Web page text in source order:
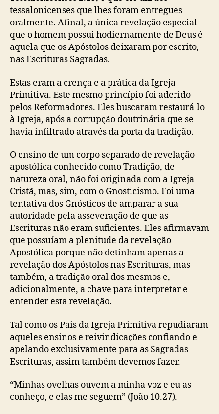
tessalonicenses que lhes foram entregues
oralmente. Afinal, a única revelação especial
que o homem possui hodiernamente de Deus é
aquela que os Apóstolos deixaram por escrito,
nas Escrituras Sagradas.
Estas eram a crença e a prática da Igreja
Primitiva. Este mesmo princípio foi aderido
pelos Reformadores. Eles buscaram restaurá-lo
à Igreja, após a corrupção doutrinária que se
havia infiltrado através da porta da tradição.
O ensino de um corpo separado de revelação
apostólica conhecido como Tradição, de
natureza oral, não foi originada com a Igreja
Cristã, mas, sim, com o Gnosticismo. Foi uma
tentativa dos Gnósticos de amparar a sua
autoridade pela asseveração de que as
Escrituras não eram suficientes. Eles afirmavam
que possuíam a plenitude da revelação
Apostólica porque não detinham apenas a
revelação dos Apóstolos nas Escrituras, mas
também, a tradição oral dos mesmos e,
adicionalmente, a chave para interpretar e
entender esta revelação.
Tal como os Pais da Igreja Primitiva repudiaram
aqueles ensinos e reivindicações confiando e
apelando exclusivamente para as Sagradas
Escrituras, assim também devemos fazer.
“Minhas ovelhas ouvem a minha voz e eu as
conheço, e elas me seguem” (João 10.27).